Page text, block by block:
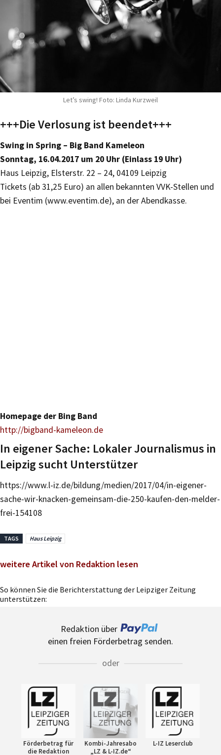
Let’s swing! Foto: Linda Kurzweil
+++Die Verlosung ist beendet+++
Swing in Spring – Big Band Kameleon
Sonntag, 16.04.2017 um 20 Uhr (Einlass 19 Uhr)
Haus Leipzig, Elsterstr. 22 – 24, 04109 Leipzig
Tickets (ab 31,25 Euro) an allen bekannten VVK-Stellen und
bei Eventim (www.eventim.de), an der Abendkasse.
Homepage der Bing Band
http://bigband-kameleon.de
In eigener Sache: Lokaler Journalismus in
Leipzig sucht Unterstützer
https://www.l-iz.de/bildung/medien/2017/04/in-eigener-
sache-wir-knacken-gemeinsam-die-250-kaufen-den-melder-
frei-154108
TAGS Haus Leipzig
weitere Artikel von Redaktion lesen
So können Sie die Berichterstattung der Leipziger Zeitung
unterstützen:
Redaktion über
einen freien Förderbetrag senden.
oder
Förderbetrag für
die Redaktion
Kombi-Jahresabo
„LZ & L-IZ.de“
L-IZ Leserclub